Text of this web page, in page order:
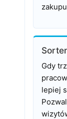
Gdy
lepiej